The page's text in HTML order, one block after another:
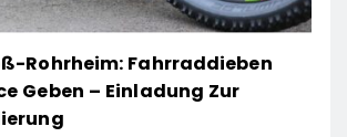
Rohrheim: Fahrraddieben
Geben – Einladung Zur